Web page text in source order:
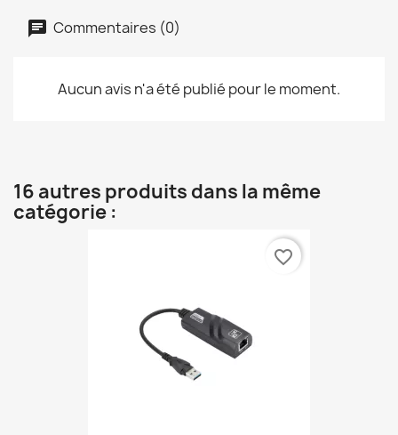
Commentaires (0)
Aucun avis n'a été publié pour le moment.
16 autres produits dans la même
catégorie :
favorite_border